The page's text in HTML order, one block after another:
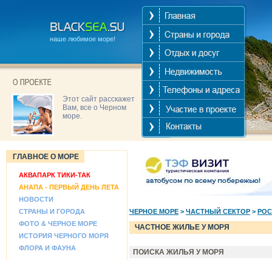
наше любимое море!
Этот сайт расскажет
Вам, все о Черном
море.
ГЛАВНОЕ О МОРЕ
АКВАПАРК ТИКИ-ТАК
АНАПА - ПЕРВЫЙ ДЕНЬ ЛЕТА
НОВОСТИ
СТРАНЫ И ГОРОДА
ФОТО & ЧЕРНОЕ МОРЕ
ИСТОРИЯ ЧЕРНОГО МОРЯ
ФЛОРА И ФАУНА
ЧЕРНОЕ МОРЕ > ЧАСТНЫЙ СЕКТОР >
ЧАСТНОЕ ЖИЛЬЕ У МОРЯ
ПОИСКА ЖИЛЬЯ У МОРЯ